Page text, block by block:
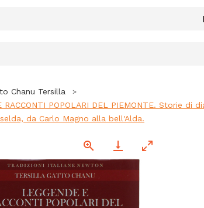
Chanu Tersilla
RACCONTI POPOLARI DEL PIEMONTE.
da Carlo Magno alla bell'Alda.